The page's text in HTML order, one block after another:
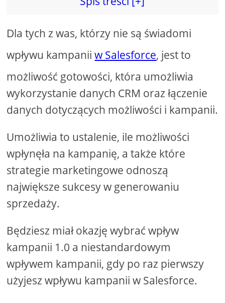
Dla tych z was, którzy nie są świadomi
wpływu kampaniiw Salesforce, jest to
możliwość gotowości, która umożliwia
wykorzystanie danych CRM oraz łączenie
danych dotyczących możliwości i kampanii.
Umożliwia to ustalenie, ile możliwości
wpłynęła na kampanię, a także które
strategie marketingowe odnoszą
największe sukcesy w generowaniu
sprzedaży.
Będziesz miał okazję wybrać wpływ
kampanii 1.0 a niestandardowym
wpływem kampanii, gdy po raz pierwszy
użyjesz wpływu kampanii w Salesforce.